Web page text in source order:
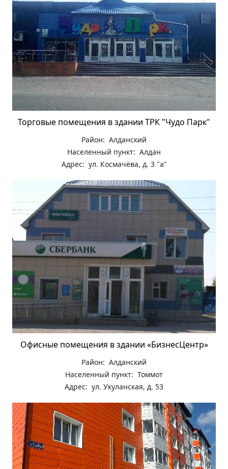
Торговые помещения в здании ТРК "Чудо Парк"
Район: Алданский
Населенный пункт: Алдан
Адрес: ул. Космачёва, д. 3 "а"
Офисные помещения в здании «БизнесЦентр»
Район: Алданский
Населенный пункт: Томмот
Адрес: ул. Укуланская, д. 53